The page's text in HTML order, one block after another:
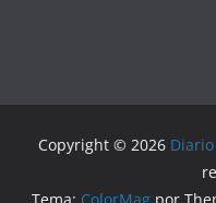
Copyright © 2026